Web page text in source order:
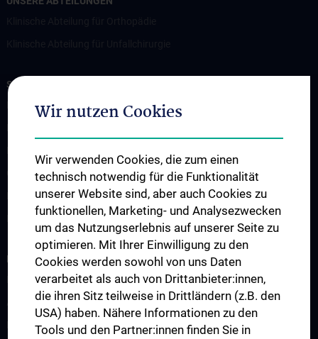
STUDIUM, AUS- UND WEITERBILDUNG
Medizinstudium
Observer & Fellows
Klinikinterne Veranstaltungen
Externe Kongresse
FORSCHUNG
Forschungscluster
Adolf Lorenz Lab for Biomechanics
Karl Chiari Lab for Orthopaedic Biology
Wir nutzen Cookies
Wir verwenden Cookies, die zum einen
technisch notwendig für die Funktionalität
unserer Website sind, aber auch Cookies zu
funktionellen, Marketing- und Analysezwecken
um das Nutzungserlebnis auf unserer Seite zu
optimieren. Mit Ihrer Einwilligung zu den
Cookies werden sowohl von uns Daten
verarbeitet als auch von Drittanbieter:innen,
die ihren Sitz teilweise in Drittländern (z.B. den
USA) haben. Nähere Informationen zu den
Tools und den Partner:innen finden Sie in